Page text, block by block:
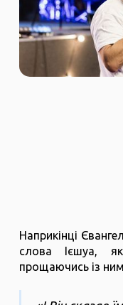
Наприкінці
слова Ієшуа,
прощаючись із